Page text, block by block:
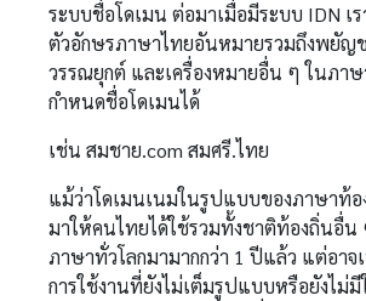
ระบบชื่อโดเมน ต่อมาเมื่อมีระบบ IDN เร
ตัวอักษรภาษาไทยอันหมายรวมถึงพยัญ
วรรณยุกต์ และเครื่องหมายอื่น ๆ ในภาษ
กำหนดชื่อโดเมนได้
เช่น สมชาย.com สมศรี.ไทย
แม้ว่าโดเมนเนมในรูปแบบของภาษาท้อ
มาให้คนไทยได้ใช้รวมทั้งชาติท้องถิ่นอื่น
ภาษาทั่วโลกมามากกว่า 1 ปีแล้ว แต่อาจ
การใช้งานที่ยังไม่เต็มรูปแบบหรือยังไม่มี